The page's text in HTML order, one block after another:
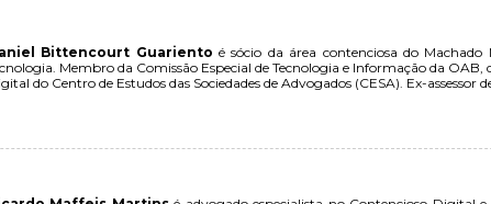
Bittencourt Guariento é sócio da área contenciosa do
Membro da Comissão Especial de Tecnologia e Informação da
do Centro de Estudos das Sociedades de Advogados (CESA). Ex-assessor